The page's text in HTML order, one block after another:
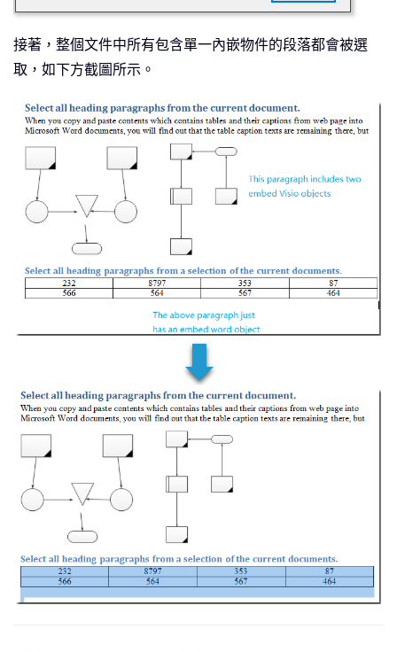
接著，整個文件中所有包含單一內嵌物件的段落都會被選
取，如下方截圖所示。